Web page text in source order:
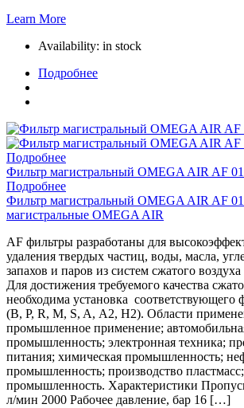
Learn More
Availability: in stock
Подробнее
Подробнее
Фильтр магистральный OMEGA AIR AF
Подробнее
Фильтр магистральный OMEGA AIR AF
магистральные OMEGA AIR
AF фильтры разработаны для
удаления твердых частиц, воды, масла,
запахов и паров из систем сжатого воздуха
Для достижения требуемого качества
необходима установка соответствующего
(B, P, R, M, S, A, A2, H2). Области
промышленное применение;
промышленность; электронная техника;
питания; химическая промышленность;
промышленность; производство
промышленность. Характеристики
л/мин 2000 Рабочее давление, бар 16 […]